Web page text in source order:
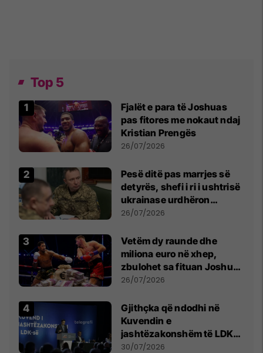
Top 5
Fjalët e para të Joshuas
pas fitores me nokaut ndaj
Kristian Prengës
26/07/2026
Pesë ditë pas marrjes së
detyrës, shefi i ri i ushtrisë
ukrainase urdhëron
kontroll të madh
26/07/2026
Vetëm dy raunde dhe
miliona euro në xhep,
zbulohet sa fituan Joshua
e Prenga
26/07/2026
Gjithçka që ndodhi në
Kuvendin e
jashtëzakonshëm të LDK-
së
30/07/2026